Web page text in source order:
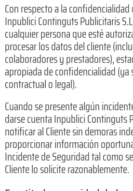
Con respecto a la
Inpublici Continguts Publicitaris
cualquier persona que esté
procesar los datos del cliente
colaboradores y prestadores),
apropiada de confidencialidad (ya
contractual o legal).
Cuando se presente algún
darse cuenta Inpublici Continguts
notificar al Cliente sin demoras
proporcionar información
Incidente de Seguridad tal como
Cliente lo solicite razonablemente.